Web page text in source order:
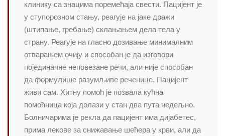
клинику са знацима поремећаја свести. Пацијент је
у ступорозном стању, реагује на јаке дражи
(штипање, гребање) склањањем дела тела у
страну. Реагује на гласно дозивање минималним
отварањем очију и способан је да изговори
појединачне неповезане речи, али није способан
да формулише разумљиве реченице. Пацијент
живи сам. Хитну помоћ је позвала кућна
помоћница која долази у стан два пута недељно.
Болничарима је рекла да пацијент има дијабетес,
прима лекове за снижавање шећера у крви, али да